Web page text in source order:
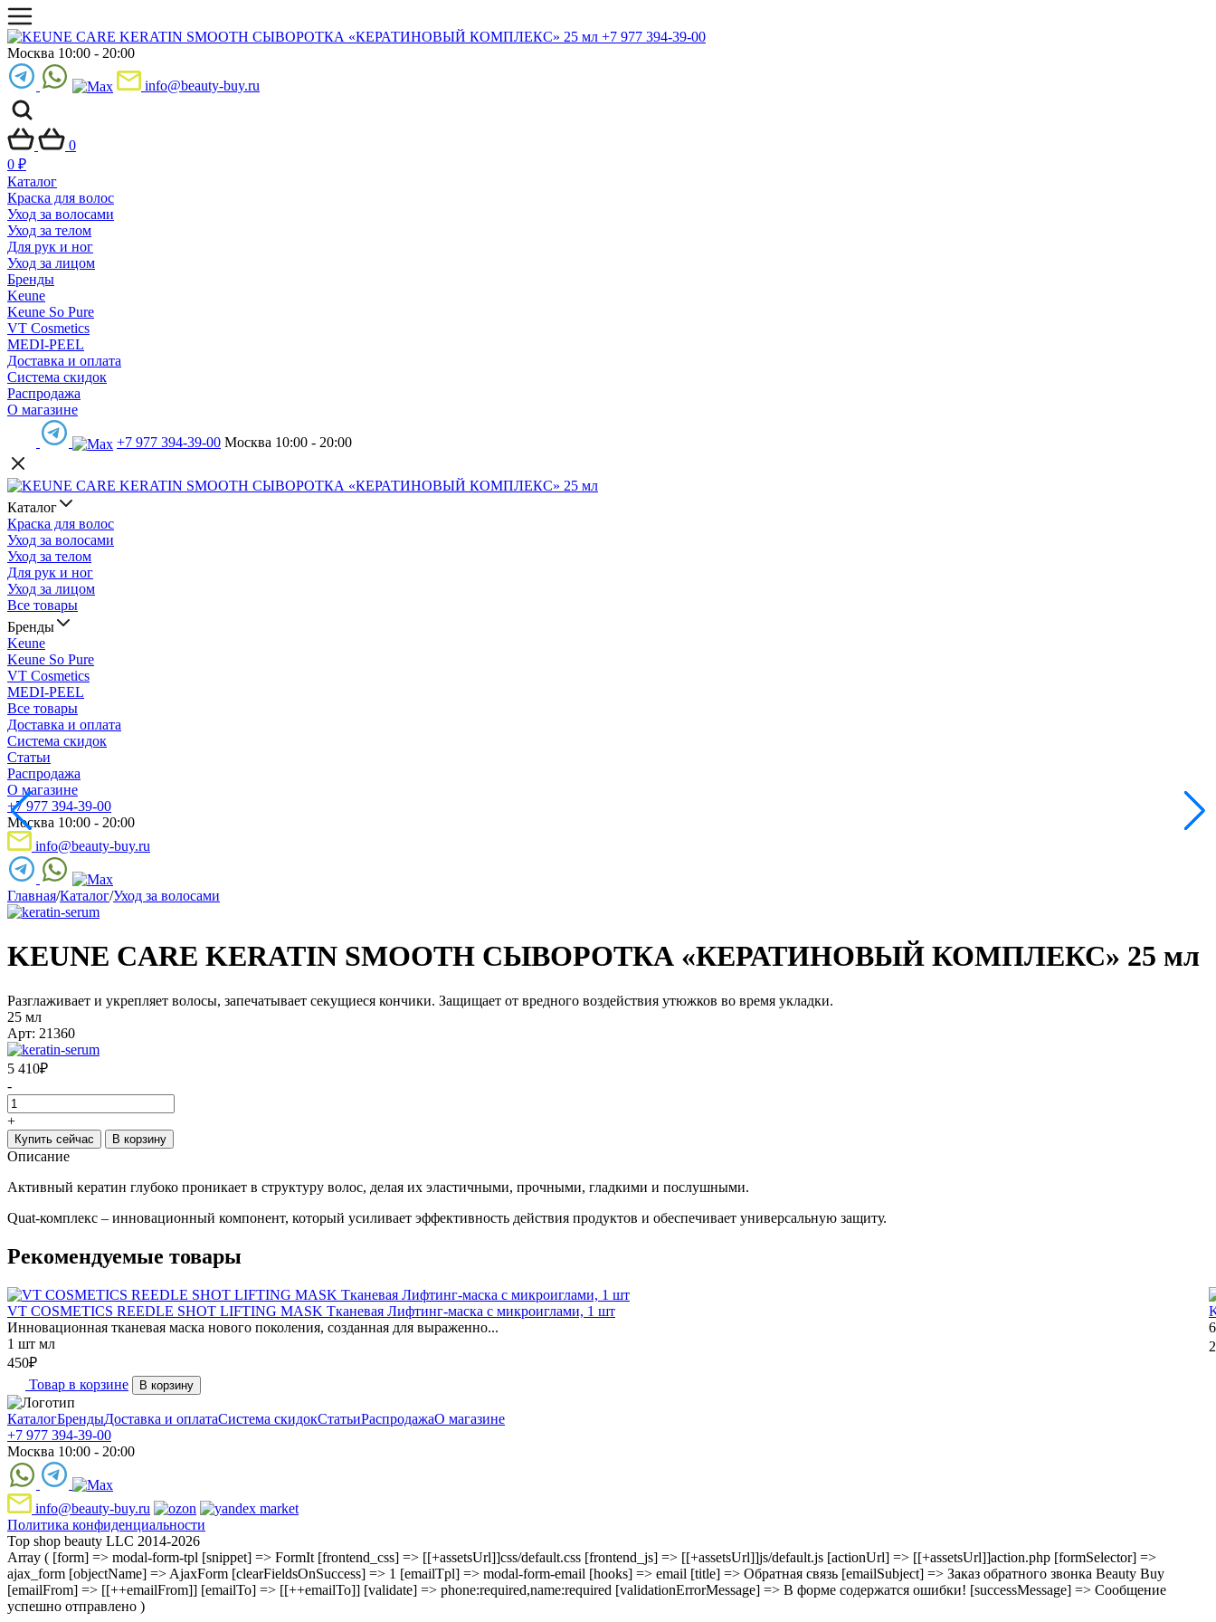
+7 977 394-39-00
Москва 10:00 - 20:00
info@beauty-buy.ru
0
0 ₽
Каталог
Краска для волос
Уход за волосами
Уход за телом
Для рук и ног
Уход за лицом
Бренды
Keune
Keune So Pure
VT Cosmetics
MEDI-PEEL
Доставка и оплата
Система скидок
Распродажа
О магазине
+7 977 394-39-00 Москва 10:00 - 20:00
Каталог
Краска для волос
Уход за волосами
Уход за телом
Для рук и ног
Уход за лицом
Все товары
Бренды
Keune
Keune So Pure
VT Cosmetics
MEDI-PEEL
Все товары
Доставка и оплата
Система скидок
Статьи
Распродажа
О магазине
+7 977 394-39-00
Москва 10:00 - 20:00
info@beauty-buy.ru
Главная/Каталог/Уход за волосами
KEUNE CARE KERATIN SMOOTH СЫВОРОТКА «КЕРАТИНОВЫЙ КОМПЛЕКС» 25 мл
Разглаживает и укрепляет волосы, запечатывает секущиеся кончики. Защищает от вредного воздействия утюжков во время укладки.
25 мл
Арт: 21360
5 410₽
-
+
Купить сейчас В корзину
Описание
Активный кератин глубоко проникает в структуру волос, делая их эластичными, прочными, гладкими и послушными.
Quat-комплекс – инновационный компонент, который усиливает эффективность действия продуктов и обеспечивает универсальную защиту.
Рекомендуемые товары
VT COSMETICS REEDLE SHOT LIFTING MASK Тканевая Лифтинг-маска с микроиглами, 1 шт
Инновационная тканевая маска нового поколения, созданная для выраженно...
1 шт мл
450₽
Товар в корзине
В корзину
КаталогБрендыДоставка и оплатаСистема скидокСтатьиРаспродажаО магазине
+7 977 394-39-00
Москва 10:00 - 20:00
info@beauty-buy.ru
Политика конфиденциальности
Top shop beauty LLC 2014-2026
Array ( [form] => modal-form-tpl [snippet] => FormIt [frontend_css] => [[+assetsUrl]]css/default.css [frontend_js] => [[+assetsUrl]]js/default.js [actionUrl] => [[+assetsUrl]]action.php [formSelector] =>
ajax_form [objectName] => AjaxForm [clearFieldsOnSuccess] => 1 [emailTpl] => modal-form-email [hooks] => email [title] => Обратная связь [emailSubject] => Заказ обратного звонка Beauty Buy
[emailFrom] => [[++emailFrom]] [emailTo] => [[++emailTo]] [validate] => phone:required,name:required [validationErrorMessage] => В форме содержатся ошибки! [successMessage] => Сообщение
успешно отправлено )